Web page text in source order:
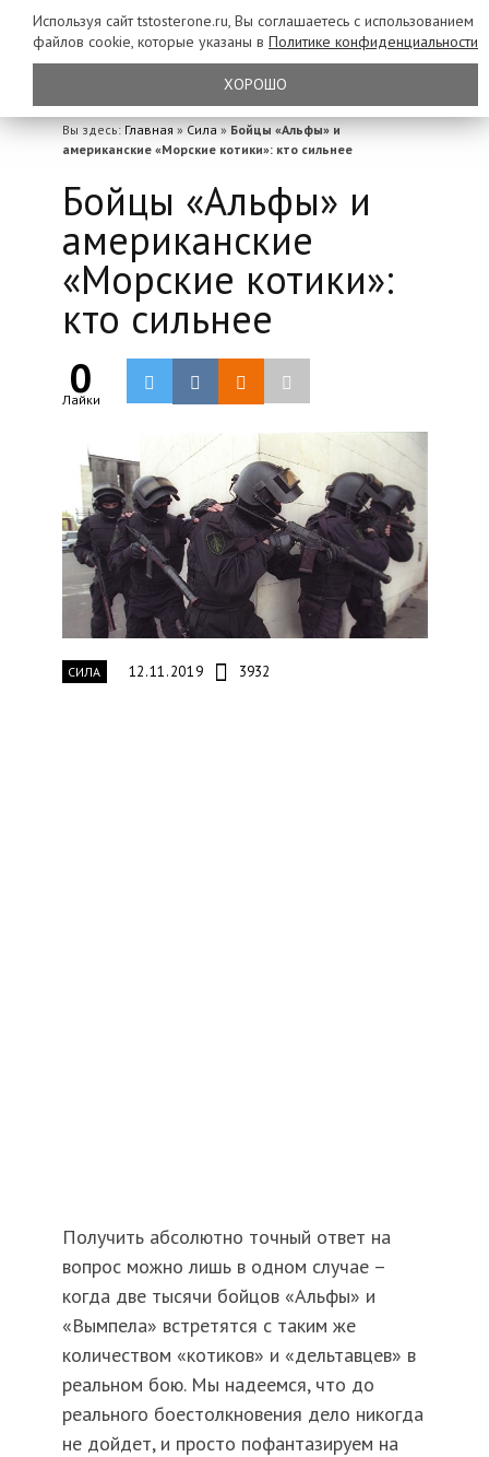
Вы здесь: Главная » Сила » Бойцы «Альфы» и
американские «Морские котики»: кто сильнее
Бойцы «Альфы» и
американские
«Морские котики»:
кто сильнее
0
Лайки
СИЛА 12.11.2019 3932
Получить абсолютно точный ответ на
вопрос можно лишь в одном случае –
когда две тысячи бойцов «Альфы» и
«Вымпела» встретятся с таким же
количеством «котиков» и «дельтавцев» в
реальном бою. Мы надеемся, что до
реального боестолкновения дело никогда
не дойдет, и просто пофантазируем на
Используя сайт tstosterone.ru, Вы соглашаетесь с использованием
файлов cookie, которые указаны в Политике конфиденциальности
ХОРОШО